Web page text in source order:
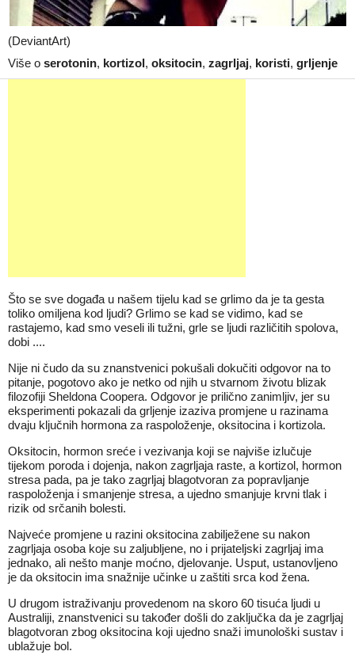
(DeviantArt)
Više o serotonin, kortizol, oksitocin, zagrljaj, koristi, grljenje
Što se sve događa u našem tijelu kad se grlimo da je ta gesta
toliko omiljena kod ljudi? Grlimo se kad se vidimo, kad se
rastajemo, kad smo veseli ili tužni, grle se ljudi različitih spolova,
dobi ....
Nije ni čudo da su znanstvenici pokušali dokučiti odgovor na to
pitanje, pogotovo ako je netko od njih u stvarnom životu blizak
filozofiji Sheldona Coopera. Odgovor je prilično zanimljiv, jer su
eksperimenti pokazali da grljenje izaziva promjene u razinama
dvaju ključnih hormona za raspoloženje, oksitocina i kortizola.
Oksitocin, hormon sreće i vezivanja koji se najviše izlučuje
tijekom poroda i dojenja, nakon zagrljaja raste, a kortizol, hormon
stresa pada, pa je tako zagrljaj blagotvoran za popravljanje
raspoloženja i smanjenje stresa, a ujedno smanjuje krvni tlak i
rizik od srčanih bolesti.
Najveće promjene u razini oksitocina zabilježene su nakon
zagrljaja osoba koje su zaljubljene, no i prijateljski zagrljaj ima
jednako, ali nešto manje moćno, djelovanje. Usput, ustanovljeno
je da oksitocin ima snažnije učinke u zaštiti srca kod žena.
U drugom istraživanju provedenom na skoro 60 tisuća ljudi u
Australiji, znanstvenici su također došli do zaključka da je zagrljaj
blagotvoran zbog oksitocina koji ujedno snaži imunološki sustav i
ublažuje bol.